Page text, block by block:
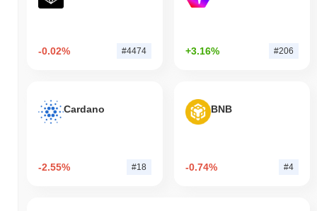
-0.02% #4474 +3.16% #206
Cardano
-2.55% #18
BNB
-0.74% #4